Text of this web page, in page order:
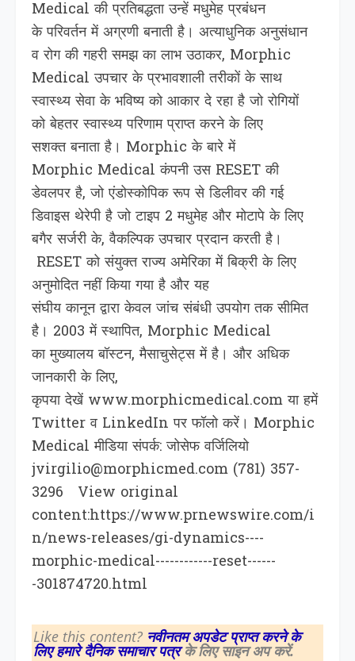
Medical की प्रतिबद्धता उन्हें मधुमेह प्रबंधन
के परिवर्तन में अग्रणी बनाती है। अत्याधुनिक अनुसंधान
व रोग की गहरी समझ का लाभ उठाकर, Morphic
Medical उपचार के प्रभावशाली तरीकों के साथ
स्वास्थ्य सेवा के भविष्य को आकार दे रहा है जो रोगियों
को बेहतर स्वास्थ्य परिणाम प्राप्त करने के लिए
सशक्त बनाता है। Morphic के बारे में
Morphic Medical कंपनी उस RESET की
डेवलपर है, जो एंडोस्कोपिक रूप से डिलीवर की गई
डिवाइस थेरेपी है जो टाइप 2 मधुमेह और मोटापे के लिए
बगैर सर्जरी के, वैकल्पिक उपचार प्रदान करती है।
RESET को संयुक्त राज्य अमेरिका में बिक्री के लिए
अनुमोदित नहीं किया गया है और यह
संघीय कानून द्वारा केवल जांच संबंधी उपयोग तक सीमित
है। 2003 में स्थापित, Morphic Medical
का मुख्यालय बॉस्टन, मैसाचुसेट्स में है। और अधिक
जानकारी के लिए,
कृपया देखें www.morphicmedical.com या हमें
Twitter व LinkedIn पर फॉलो करें। Morphic
Medical मीडिया संपर्क: जोसेफ वर्जिलियो
jvirgilio@morphicmed.com (781) 357-
3296 View original
content:https://www.prnewswire.com/i
n/news-releases/gi-dynamics----
morphic-medical------------reset------
-301874720.html
Like this content? नवीनतम अपडेट प्राप्त करने के
लिए हमारे दैनिक समाचार पत्रके लिए साइन अप करें.